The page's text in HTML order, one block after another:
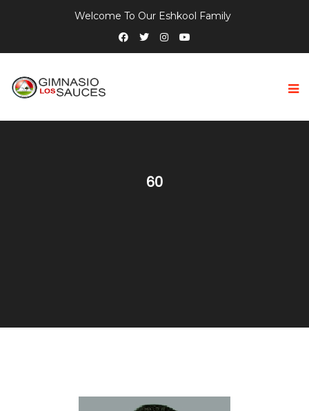
Welcome To Our Eshkool Family
60